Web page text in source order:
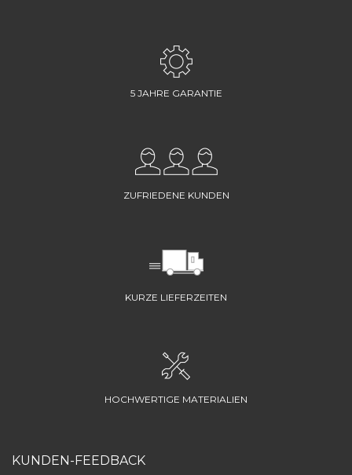
5 JAHRE GARANTIE
ZUFRIEDENE KUNDEN
KURZE LIEFERZEITEN
HOCHWERTIGE MATERIALIEN
KUNDEN-FEEDBACK